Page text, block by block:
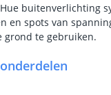
buitenverlichting
en spots van
grond te gebruiken.